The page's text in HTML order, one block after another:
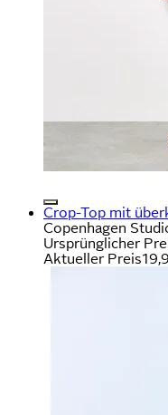
Crop-Top mit
Copenhagen
Ursprünglicher
Aktueller Preis